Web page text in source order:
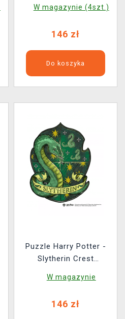
W magazynie (4szt.)
146 zł
Do koszyka
Puzzle Harry Potter -
Slytherin Crest
W magazynie
146 zł